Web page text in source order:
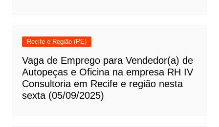
Recife e Região (PE)
Vaga de Emprego para Vendedor(a) de
Autopeças e Oficina na empresa RH IV
Consultoria em Recife e região nesta
sexta (05/09/2025)